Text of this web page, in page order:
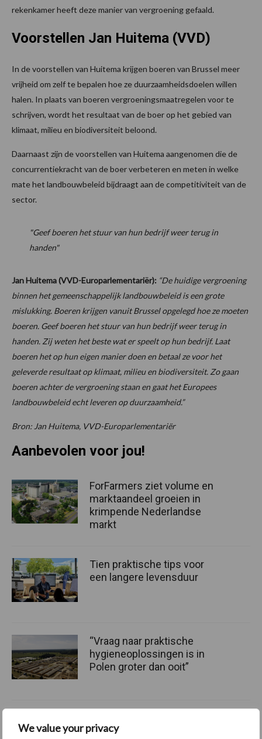
We value your privacy
rekenkamer heeft deze manier van vergroening gefaald.
Voorstellen Jan Huitema (VVD)
In de voorstellen van Huitema krijgen boeren van Brussel meer
vrijheid om zelf te bepalen hoe ze duurzaamheidsdoelen willen
halen. In plaats van boeren vergroeningsmaatregelen voor te
schrijven, wordt het resultaat van de boer op het gebied van
klimaat, milieu en biodiversiteit beloond.
Daarnaast zijn de voorstellen van Huitema aangenomen die de
concurrentiekracht van de boer verbeteren en meten in welke
mate het landbouwbeleid bijdraagt aan de competitiviteit van de
sector.
"Geef boeren het stuur van hun bedrijf weer terug in
handen"
Jan Huitema (VVD-Europarlementariër): “De huidige vergroening
binnen het gemeenschappelijk landbouwbeleid is een grote
mislukking. Boeren krijgen vanuit Brussel opgelegd hoe ze moeten
boeren. Geef boeren het stuur van hun bedrijf weer terug in
handen. Zij weten het beste wat er speelt op hun bedrijf. Laat
boeren het op hun eigen manier doen en betaal ze voor het
geleverde resultaat op klimaat, milieu en biodiversiteit. Zo gaan
boeren achter de vergroening staan en gaat het Europees
landbouwbeleid echt leveren op duurzaamheid.”
Bron: Jan Huitema, VVD-Europarlementariër
Aanbevolen voor jou!
ForFarmers ziet volume en
marktaandeel groeien in
krimpende Nederlandse
markt
Tien praktische tips voor
een langere levensduur
“Vraag naar praktische
hygieneoplossingen is in
Polen groter dan ooit”
Themapagina's